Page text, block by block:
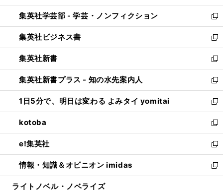
開
く
ウ
で
開
く
ン
ド
ウ
で
開
く
ウ
ィ
ン
ド
ウ
で
開
く
集英社学芸部 - 学芸・ノンフィクション
新
し
い
ウ
ィ
ン
ド
ウ
で
開
く
集英社ビジネス書
新
し
い
ウ
ィ
ン
ド
ウ
で
開
く
集英社新書
新
し
い
ウ
ィ
ン
ド
ウ
で
開
く
集英社新書プラス - 知の水先案内人
新
し
い
ウ
ィ
ン
ド
ウ
で
開
1日5分で、明日は変わる よみタイ yomitai
新
し
い
ウ
ィ
ン
ド
ウ
kotoba
新
し
い
ウ
ィ
ン
e!集英社
新
し
い
ウ
情報・知識＆オピニオン imidas
新
し
ライトノベル・ノベライズ